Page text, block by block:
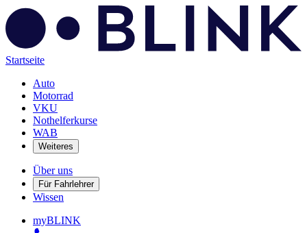
Startseite
Auto
Motorrad
VKU
Nothelferkurse
WAB
Weiteres
Über uns
Für Fahrlehrer
Wissen
myBLINK